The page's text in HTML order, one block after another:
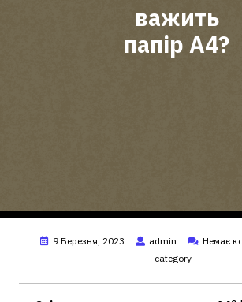
важить
папір А4?
9 Березня, 2023 admin Немає
category